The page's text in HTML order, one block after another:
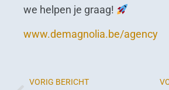
we helpen je graag!
www.demagnolia.be/agency
VORIG BERICHT